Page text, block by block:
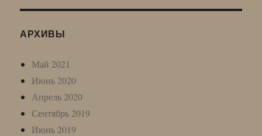
АРХИВЫ
Май 2021
Июнь 2020
Апрель 2020
Сентябрь 2019
Июнь 2019